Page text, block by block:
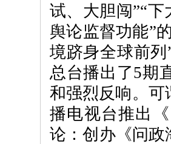
试、大胆闯”“
舆论监督功能”
境跻身全球前
总台播出了5期
和强烈反响。可
播电视台推出
论：创办《问